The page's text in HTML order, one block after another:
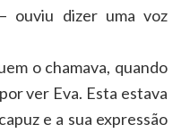
ouviu dizer uma voz
o chamava, quando
ver Eva. Esta estava
e a sua expressão